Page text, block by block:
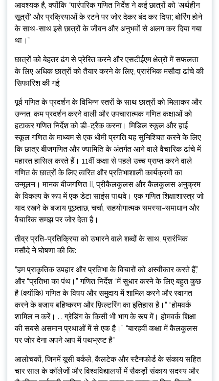
आवश्यक है, क्योंकि “पारंपरिक गणित निर्देश ने कई छात्रों को ‘अर्थहीन
सूत्रों’ और प्रक्रियाओं के रटने पर जोर देकर बंद कर दिया; बोरिंग होने
के साथ-साथ इसे छात्रों के जीवन और अनुभवों से अलग कर दिया गया
था।”
छात्रों को बेहतर ढंग से प्रेरित करने और एसटीईएम क्षेत्रों में सफलता
के लिए अधिक छात्रों को तैयार करने के लिए, प्रारंभिक मसौदा ढांचे की
सिफारिश की गई:
पूर्व गणित के प्रदर्शन के विभिन्न स्तरों के साथ छात्रों को मिलाकर और
उन्नत, कम प्रदर्शन करने वाली और उपचारात्मक गणित कक्षाओं को
हटाकर गणित निर्देश को डी-ट्रैक करना। मिडिल स्कूल और हाई
स्कूल गणित के माध्यम से एक धीमी प्रगति यह सुनिश्चित करने के लिए
कि छात्र बीजगणित और ज्यामिति के अंतर्गत आने वाले वैचारिक ढांचे में
महारत हासिल करते हैं। 11वीं कक्षा से पहले उच्च प्राप्त करने वाले
गणित के छात्रों के लिए त्वरित और प्रतिभाशाली कार्यक्रमों का
उन्मूलन। मानक बीजगणित II, प्रीकैलकुलस और कैलकुलस अनुक्रम
के विकल्प के रूप में एक डेटा साइंस पाथवे। एक गणित शिक्षाशास्त्र जो
याद रखने के बजाय पूछताछ, चर्चा, सहयोगात्मक समस्या-समाधान और
वैचारिक समझ पर जोर देता है।
तीव्र प्रति-प्रतिक्रिया को उभारने वाले शब्दों के साथ, प्रारंभिक
मसौदे ने घोषणा की कि:
“हम प्राकृतिक उपहार और प्रतिभा के विचारों को अस्वीकार करते हैं,”
और “प्रतिभा का पंथ।” गणित निर्देश “में सुधार करने के लिए बहुत कुछ
है (क्योंकि) गणित के विषय और समुदाय में शामिल करने और स्वागत
करने के बजाय बहिष्करण और फ़िल्टरिंग का इतिहास है।” “होमवर्क
शामिल न करें। . . ग्रेडिंग के किसी भी भाग के रूप में। होमवर्क शिक्षा
की सबसे असमान प्रथाओं में से एक है।” “बारहवीं कक्षा में कैलकुलस
पर जोर देना अपने आप में पथभ्रष्ट है”
आलोचकों, जिनमें यूसी बर्कले, कैलटेक और स्टैनफोर्ड के संकाय सहित
चार साल के कॉलेजों और विश्वविद्यालयों में सैकड़ों संकाय सदस्य और